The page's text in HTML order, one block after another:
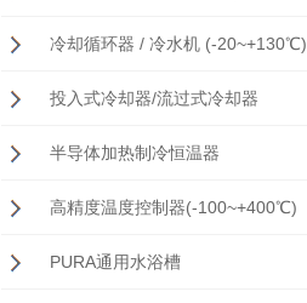
冷却循环器 / 冷水机 (-20~+130℃)
投入式冷却器/流过式冷却器
半导体加热制冷恒温器
高精度温度控制器(-100~+400℃)
PURA通用水浴槽